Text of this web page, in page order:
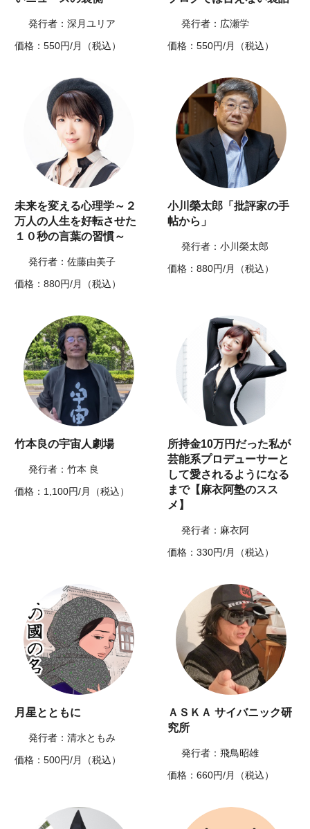
発行者：深月ユリア
価格：550円/月（税込）
発行者：広瀬学
価格：550円/月（税込）
未来を変える心理学～２
万人の人生を好転させた
１０秒の言葉の習慣～
発行者：佐藤由美子
価格：880円/月（税込）
小川榮太郎「批評家の手
帖から」
発行者：小川榮太郎
価格：880円/月（税込）
竹本良の宇宙人劇場
発行者：竹本 良
価格：1,100円/月（税込）
所持金10万円だった私が
芸能系プロデューサーと
して愛されるようになる
まで【麻衣阿塾のスス
メ】
発行者：麻衣阿
価格：330円/月（税込）
月星とともに
発行者：清水ともみ
価格：500円/月（税込）
ＡＳＫＡ サイバニック研
究所
発行者：飛鳥昭雄
価格：660円/月（税込）